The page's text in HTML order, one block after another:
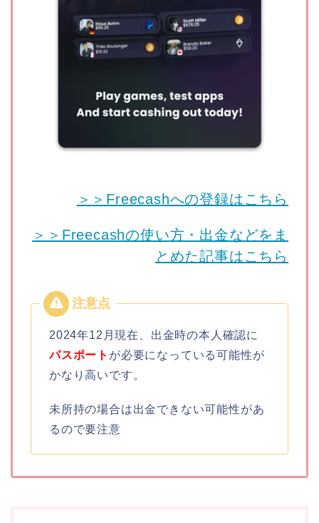
＞＞Freecashへの登録はこちら
＞＞Freecashの使い方・出金などをま
とめた記事はこちら
2024年12月現在、出金時の本人確認に
パスポート が必要になっている可能性が
かなり高いです。
未所持の場合は出金できない可能性があ
るので要注意